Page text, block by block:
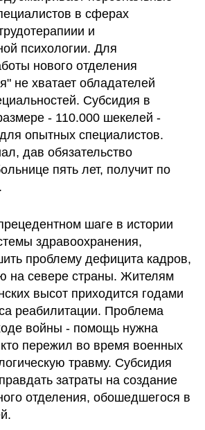
в сферах
и
психологии. Для
нового отделения
не хватает обладателей
Субсидия в
- 110.000 шекелей -
опытных специалистов.
дав обязательство
пять лет, получит по
шаге в истории
здравоохранения,
проблему дефицита кадров,
на севере страны. Жителям
высот приходится годами
реабилитации. Проблема
войны - помощь нужна
пережил во время военных
травму. Субсидия
затраты на создание
отделения, обошедшегося в